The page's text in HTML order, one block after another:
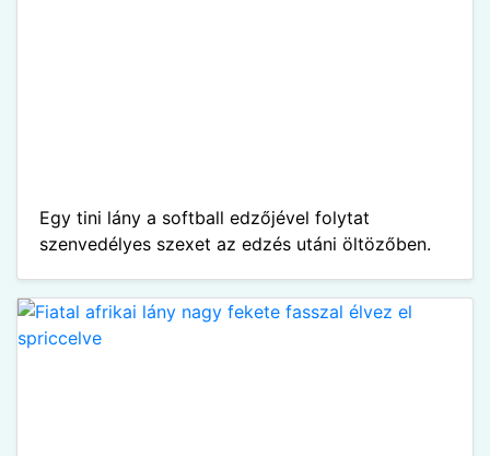
Egy tini lány a softball edzőjével folytat
szenvedélyes szexet az edzés utáni öltözőben.